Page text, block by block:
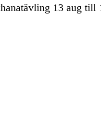
13 aug till